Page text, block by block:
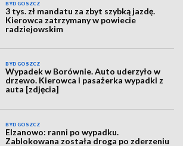
BYDGOSZCZ
3 tys. zł mandatu za zbyt szybką jazdę.
Kierowca zatrzymany w powiecie
radziejowskim
BYDGOSZCZ
Wypadek w Borównie. Auto uderzyło w
drzewo. Kierowca i pasażerka wypadki z
auta [zdjęcia]
BYDGOSZCZ
Elzanowo: ranni po wypadku.
Zablokowana została droga po zderzeniu